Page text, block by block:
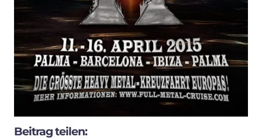
Beitrag teilen: